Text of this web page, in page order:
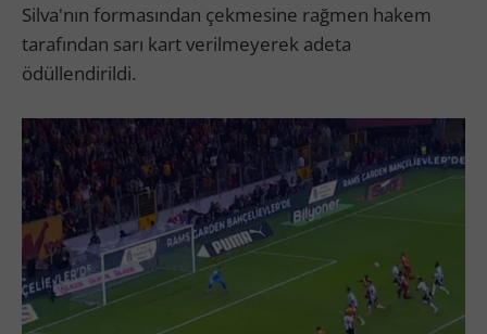
Silva'nın formasından çekmesine rağmen hakem
tarafından sarı kart verilmeyerek adeta
ödüllendirildi.